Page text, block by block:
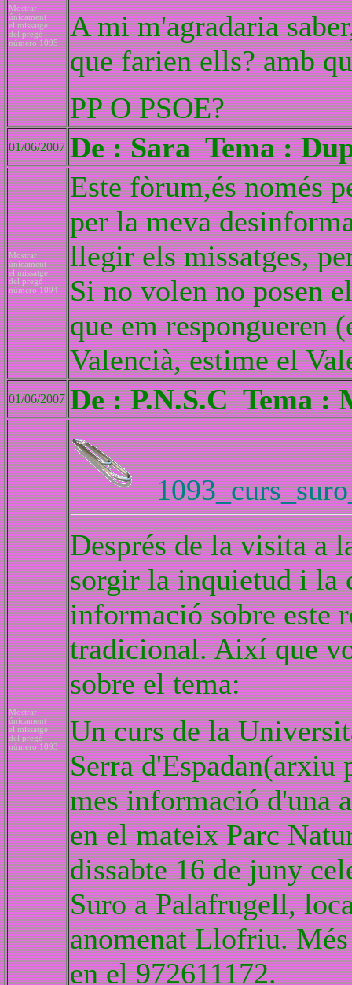
Mostrar
únicament
el missatge
del pregó
número 1095
A mi m'agradaria
que farien ells? amb
PP O PSOE?
01/06/2007 De : Sara Tema :
Mostrar
únicament
el missatge
del pregó
número 1094
Este fòrum,és només
per la meva
llegir els missatges,
Si no volen no posen
que em respongueren
Valencià, estime el
01/06/2007 De : P.N.S.C Tema :
Mostrar
únicament
el missatge
del pregó
número 1093
Després de la visita a
sorgir la inquietud i la
informació sobre este
tradicional. Així que
sobre el tema:
Un curs de la
Serra
mes informació d'una
en el mateix Parc
dissabte 16 de juny
Suro a Palafrugell,
anomenat Llofriu.
en el 972611172.